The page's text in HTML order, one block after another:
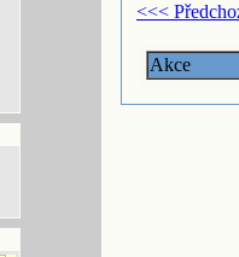
<<<
Akce